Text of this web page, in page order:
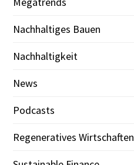
Nachhaltiges Bauen
Nachhaltigkeit
News
Podcasts
Regeneratives Wirtschaften